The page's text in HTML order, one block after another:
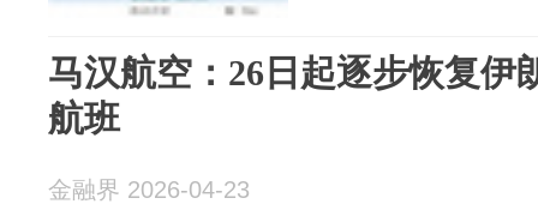
马汉航空：26日起逐步恢复伊
航班
金融界 2026-04-23